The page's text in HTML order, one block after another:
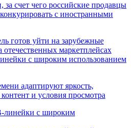
за счет чего российские продавцы
с иностранными
с широким использованием
адаптируют яркость,
и условия просмотра